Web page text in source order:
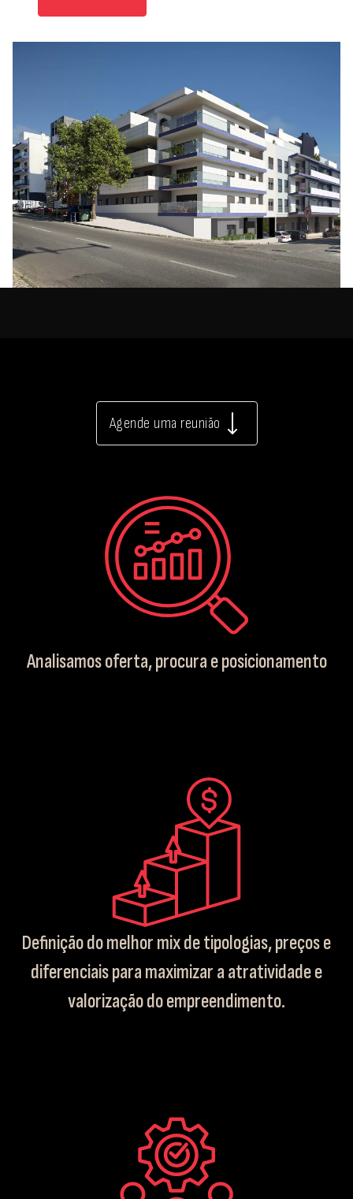
Agende uma reunião
Analisamos oferta, procura e posicionamento
Definição do melhor mix de tipologias, preços e
diferenciais para maximizar a atratividade e
valorização do empreendimento.